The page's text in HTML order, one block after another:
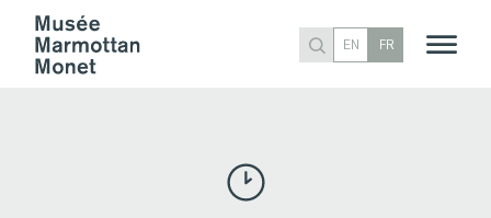
EN FR
LA SEINE À PORT-VILLEZ, EFFET ROSE, 1894
Publié
Manon Paineau